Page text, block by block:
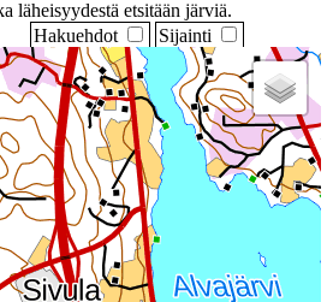
läheisyydestä etsitään järviä.
Hakuehdot Sijainti